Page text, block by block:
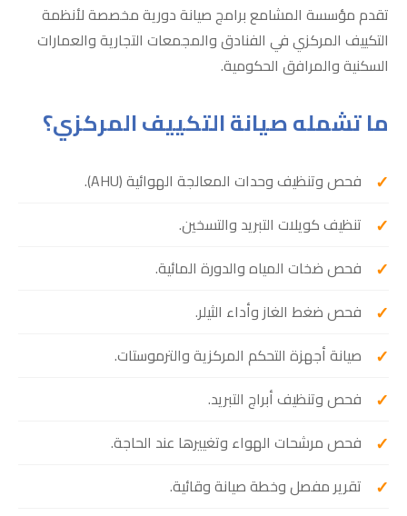
تقدم مؤسسة المشامع برامج صيانة دورية مخصصة لأنظمة
التكييف المركزي في الفنادق والمجمعات التجارية والعمارات
السكنية والمرافق الحكومية.
ما تشمله صيانة التكييف المركزي؟
فحص وتنظيف وحدات المعالجة الهوائية (AHU).
تنظيف كويلات التبريد والتسخين.
فحص ضخات المياه والدورة المائية.
فحص ضغط الغاز وأداء الثيلر.
صيانة أجهزة التحكم المركزية والترموستات.
فحص وتنظيف أبراج التبريد.
فحص مرشحات الهواء وتغييرها عند الحاجة.
تقرير مفصل وخطة صيانة وقائية.